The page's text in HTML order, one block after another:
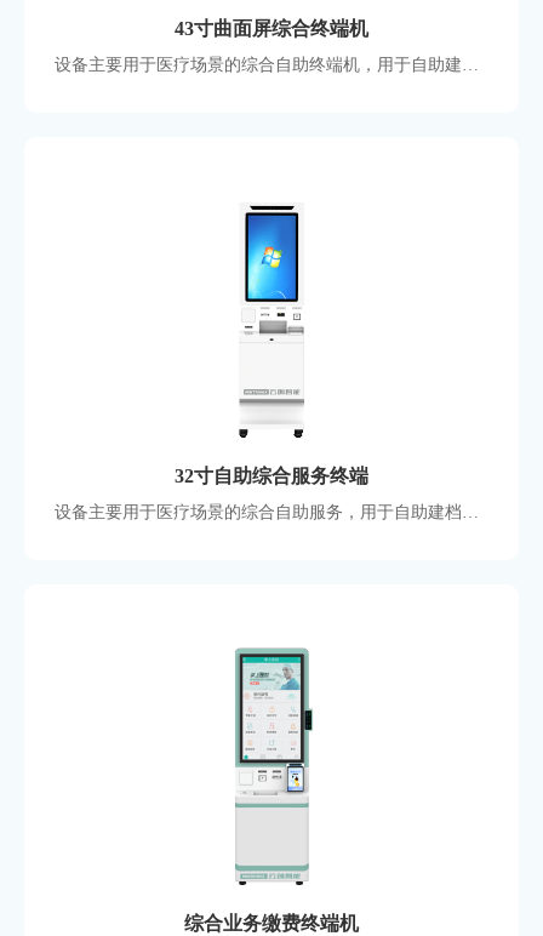
43寸曲面屏综合终端机
设备主要用于医疗场景的综合自助终端机，用于自助建档发卡、查询、缴费 、挂号、取单等，功能模块丰富，可支撑大部分业务功能，屏幕采用43寸曲面电容屏，支持定制国产化硬件方案。
32寸自助综合服务终端
设备主要用于医疗场景的综合自助服务，用于自助建档发卡、查询、缴费 、挂号、取单等，功能模块丰富，可支撑大部分业务功能，采用32寸显示屏，10点电容触摸，医院常用款式。
综合业务缴费终端机